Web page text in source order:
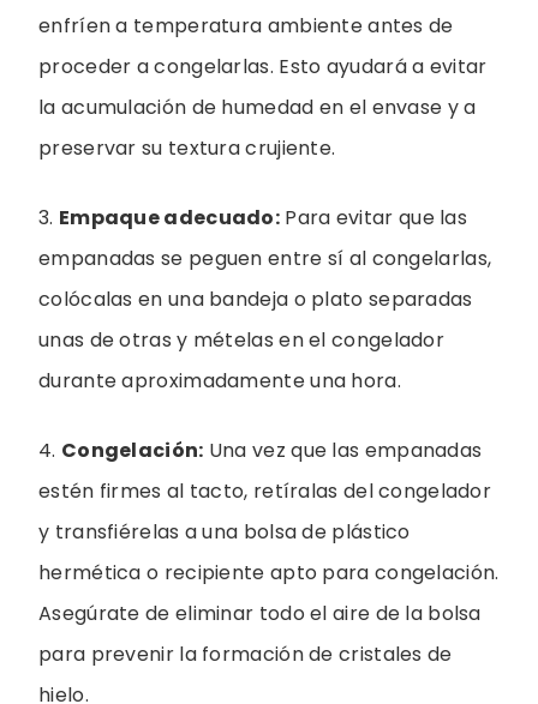
enfríen a temperatura ambiente antes de
proceder a congelarlas. Esto ayudará a evitar
la acumulación de humedad en el envase y a
preservar su textura crujiente.
3. Empaque adecuado: Para evitar que las
empanadas se peguen entre sí al congelarlas,
colócalas en una bandeja o plato separadas
unas de otras y mételas en el congelador
durante aproximadamente una hora.
4. Congelación: Una vez que las empanadas
estén firmes al tacto, retíralas del congelador
y transfiérelas a una bolsa de plástico
hermética o recipiente apto para congelación.
Asegúrate de eliminar todo el aire de la bolsa
para prevenir la formación de cristales de
hielo.